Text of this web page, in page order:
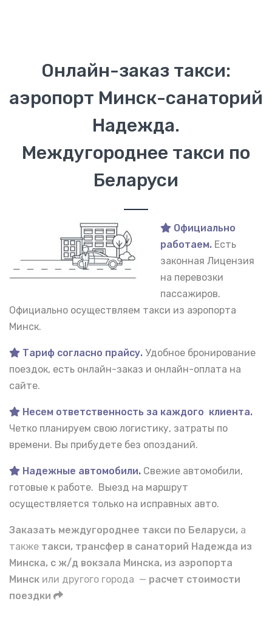
Онлайн-заказ такси:
аэропорт Минск-санаторий
Надежда.
Междугороднее такси по
Беларуси
Официально
работаем. Есть
законная Лицензия
на перевозки
пассажиров.
Официально осуществляем такси из аэропорта
Минск.
Тариф согласно прайсу. Удобное бронирование
поездок, есть онлайн-заказ и онлайн-оплата на
сайте.
Несем ответственность за каждого клиента.
Четко планируем свою логистику, затраты по
времени. Вы прибудете без опозданий.
Надежные автомобили. Свежие автомобили,
готовые к работе. Выезд на маршрут
осуществляется только на исправных авто.
Заказать междугороднее такси по Беларуси, а
также такси, трансфер в санаторий Надежда из
Минска, с ж/д вокзала Минска, из аэропорта
Минск или другого города — расчет стоимости
поездки